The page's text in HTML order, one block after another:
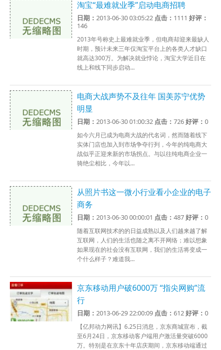
淘宝“最难就业季”启动电商招聘
日期：2013-06-30 03:05:22 点击： 1111好评：
146
2013年号称史上最难就业季，但电商却迎来最缺人
时期，预计未来三年仅淘宝平台上的各类人才缺口
就高达300万。为解决就业悖论，淘宝大学近日在
线上和线下同步启动...
电商大战声势不及往年 国美苏宁优势
明显
日期：2013-06-30 01:00:32 点击：726好评：0
如今六月已成为电商大战的代名词，然而随着线下
实体门店也加入到市场争夺行列，今年的纯电商大
战似乎正迎来新的市场拐点。与以往纯电商企业一
骑绝尘相比，今年以...
从照片书这一微小行业看小企业的电子
商务
日期：2013-06-30 00:00:01 点击：487好评：0
随着互联网技术的的日益成熟以及人们越来越了解
互联网，人们的生活也随之离不开网络；难以想象
如果现在的社会没有互联网，我们的生活将变成一
个什么样子？难道我...
京东移动用户破6000万 “指尖网购”流
行
日期：2013-06-29 22:00:09 点击：612好评：0
【亿邦动力网讯】6.25日消息，京东商城宣布，截
至6月24日，京东移动客户端用户激活量突破6000
万。特别是在京东十年店庆期间，京东移动端通过